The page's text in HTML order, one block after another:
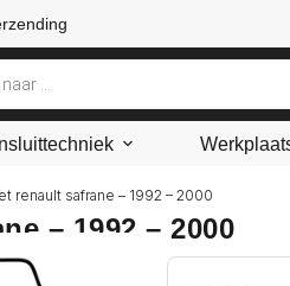
renault safrane – 1992 – 2000
– 1992 – 2000